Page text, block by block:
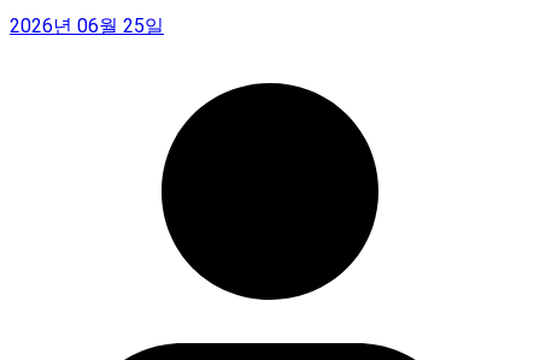
2026년 06월 25일